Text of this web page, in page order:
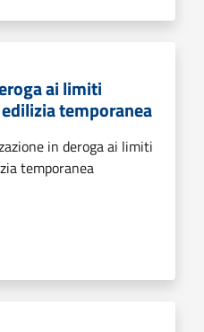
ai limiti
temporanea
in deroga ai limiti
temporanea